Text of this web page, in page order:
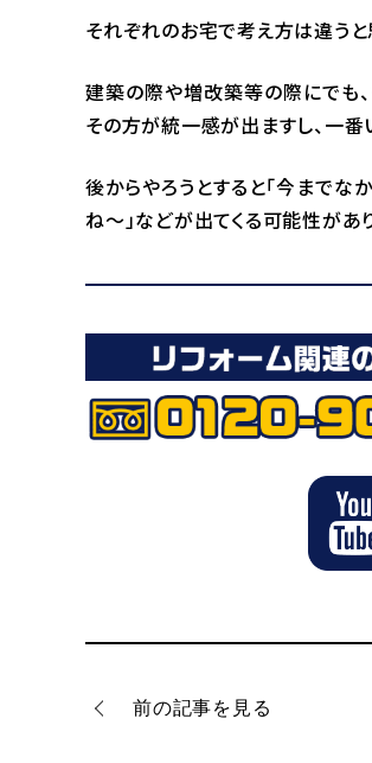
それぞれのお宅で考え方は違うと
建築の際や増改築等の際にでも
その方が統一感が出ますし、一
後からやろうとすると「今までな
ね～」などが出てくる可能性があ
前の記事を見る